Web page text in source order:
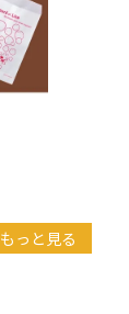
もっと見る